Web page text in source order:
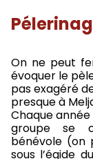
On ne peut
évoquer le
pas exagéré
presque à
Chaque
groupe se
bénévole (on
sous l’égide